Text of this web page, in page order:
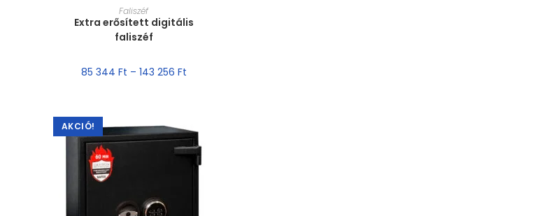
MÉRET VÁLASZTÁSA
Faliszéf
Extra erősített digitális
faliszéf
85 344 Ft – 143 256 Ft
AKCIÓ!